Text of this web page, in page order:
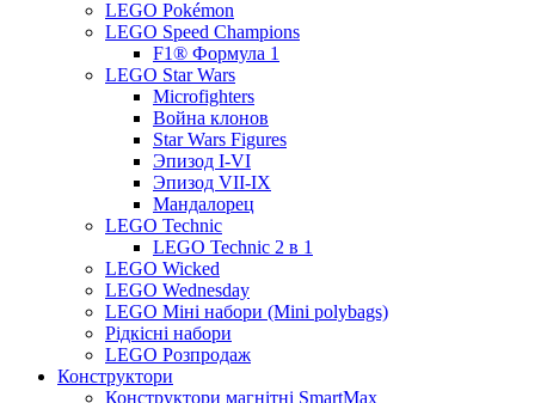
LEGO Pokémon
LEGO Speed Champions
F1® Формула 1
LEGO Star Wars
Microfighters
Война клонов
Star Wars Figures
Эпизод I-VI
Эпизод VII-IX
Мандалорец
LEGO Technic
LEGO Technic 2 в 1
LEGO Wicked
LEGO Wednesday
LEGO Міні набори (Mini polybags)
Рідкісні набори
LEGO Розпродаж
Конструктори
Конструктори магнітні SmartMax